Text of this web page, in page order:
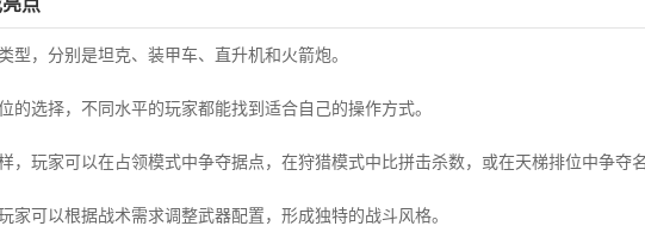
点
型，分别是坦克、装甲车、直升机和火箭炮。
的选择，不同水平的玩家都能找到适合自己的操作方式。
，玩家可以在占领模式中争夺据点，在狩猎模式中比拼击杀数，或在天梯排位中争夺名
家可以根据战术需求调整武器配置，形成独特的战斗风格。